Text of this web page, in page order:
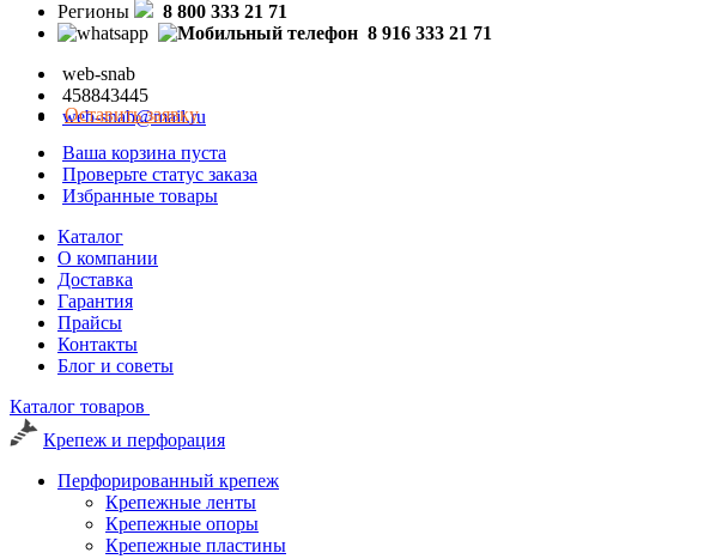
Регионы
8 800 333 21 71
8 916 333 21 71
web-snab
458843445
web-snab@mail.ru
Оставить заявку
Ваша корзина пуста
Проверьте статус заказа
Избранные товары
Каталог
О компании
Доставка
Гарантия
Прайсы
Контакты
Блог и советы
Каталог товаров
Крепеж и перфорация
Перфорированный крепеж
Крепежные ленты
Крепежные опоры
Крепежные пластины